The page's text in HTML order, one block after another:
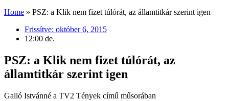
Home » PSZ: a Klik nem fizet túlórát, az államtitkár szerint igen
Frissítve: október 6, 2015
12:00 de.
PSZ: a Klik nem fizet túlórát, az
államtitkár szerint igen
Galló Istvánné a TV2 Tények című műsorában